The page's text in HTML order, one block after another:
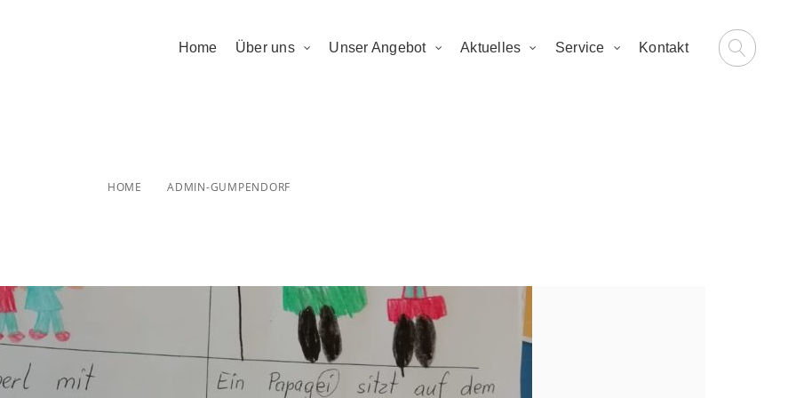
Home Über uns Unser Angebot Aktuelles Service Kontakt
HOME ADMIN-GUMPENDORF